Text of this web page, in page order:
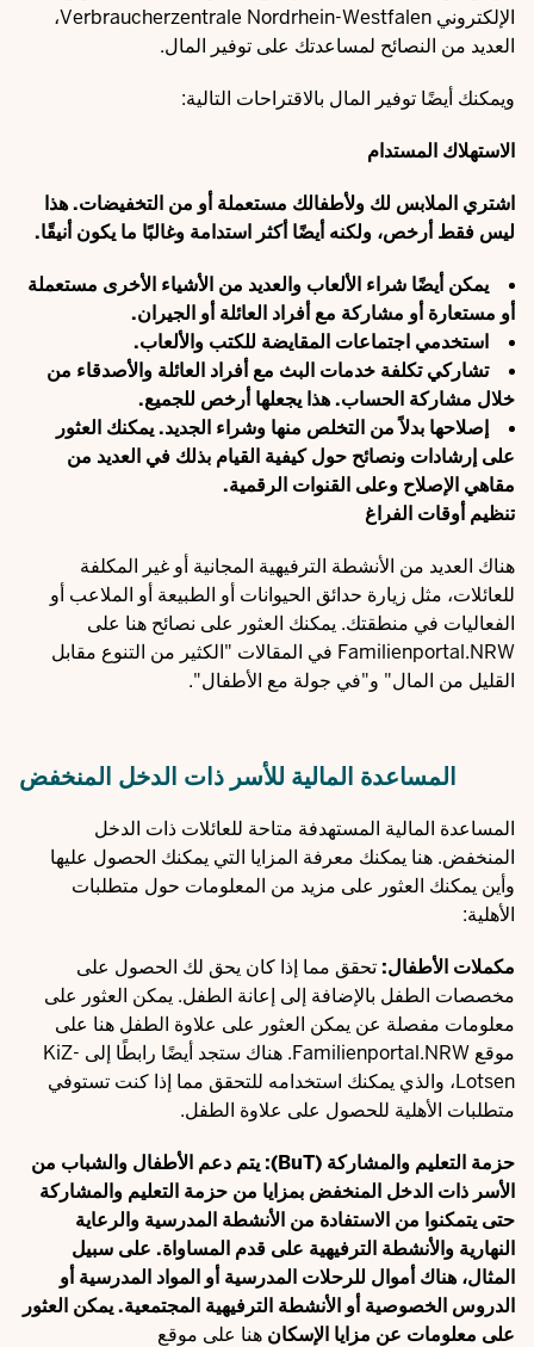
الإلكتروني Verbraucherzentrale Nordrhein-Westfalen،
العديد من النصائح لمساعدتك على توفير المال.
ويمكنك أيضًا توفير المال بالاقتراحات التالية:
الاستهلاك المستدام
اشتري الملابس لك ولأطفالك مستعملة أو من التخفيضات. هذا
ليس فقط أرخص، ولكنه أيضًا أكثر استدامة وغالبًا ما يكون أنيقًا.
يمكن أيضًا شراء الألعاب والعديد من الأشياء الأخرى مستعملة
أو مستعارة أو مشاركة مع أفراد العائلة أو الجيران.
استخدمي اجتماعات المقايضة للكتب والألعاب.
تشاركي تكلفة خدمات البث مع أفراد العائلة والأصدقاء من
خلال مشاركة الحساب. هذا يجعلها أرخص للجميع.
إصلاحها بدلاً من التخلص منها وشراء الجديد. يمكنك العثور
على إرشادات ونصائح حول كيفية القيام بذلك في العديد من
مقاهي الإصلاح وعلى القنوات الرقمية.
تنظيم أوقات الفراغ
هناك العديد من الأنشطة الترفيهية المجانية أو غير المكلفة
للعائلات، مثل زيارة حدائق الحيوانات أو الطبيعة أو الملاعب أو
الفعاليات في منطقتك. يمكنك العثور على نصائح هنا على
Familienportal.NRW في المقالات "
الكثير من التنوع مقابل
القليل من المال" و"في جولة مع الأطفال".
المساعدة المالية للأسر ذات الدخل المنخفض
المساعدة المالية المستهدفة متاحة للعائلات ذات الدخل
المنخفض. هنا يمكنك معرفة المزايا التي يمكنك الحصول عليها
وأين يمكنك العثور على مزيد من المعلومات حول متطلبات
الأهلية:
مكملات الأطفال: تحقق مما إذا كان يحق لك الحصول على
مخصصات الطفل بالإضافة إلى إعانة الطفل. يمكن العثور على
معلومات مفصلة عن يمكن العثور على علاوة الطفل هنا على
موقع Familienportal.NRW. هناك ستجد أيضًا رابطًا إلى KiZ-
Lotsen، والذي يمكنك استخدامه للتحقق مما إذا كنت تستوفي
متطلبات الأهلية للحصول على علاوة الطفل.
حزمة التعليم والمشاركة (BuT):
يتم دعم الأطفال والشباب من
الأسر ذات الدخل المنخفض بمزايا من حزمة التعليم والمشاركة
حتى يتمكنوا من الاستفادة من الأنشطة المدرسية والرعاية
النهارية والأنشطة الترفيهية على قدم المساواة. على سبيل
المثال، هناك أموال للرحلات المدرسية أو المواد المدرسية أو
الدروس الخصوصية أو الأنشطة الترفيهية المجتمعية. يمكن العثور
على معلومات عن مزايا الإسكان هنا على موقع